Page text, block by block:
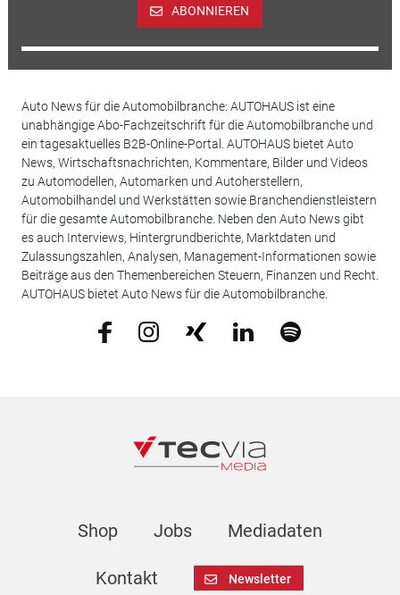
ABONNIEREN
Auto News für die Automobilbranche: AUTOHAUS ist eine
unabhängige Abo-Fachzeitschrift für die Automobilbranche und
ein tagesaktuelles B2B-Online-Portal. AUTOHAUS bietet Auto
News, Wirtschaftsnachrichten, Kommentare, Bilder und Videos
zu Automodellen, Automarken und Autoherstellern,
Automobilhandel und Werkstätten sowie Branchendienstleistern
für die gesamte Automobilbranche. Neben den Auto News gibt
es auch Interviews, Hintergrundberichte, Marktdaten und
Zulassungszahlen, Analysen, Management-Informationen sowie
Beiträge aus den Themenbereichen Steuern, Finanzen und Recht.
AUTOHAUS bietet Auto News für die Automobilbranche.
Shop Jobs Mediadaten
Kontakt Newsletter